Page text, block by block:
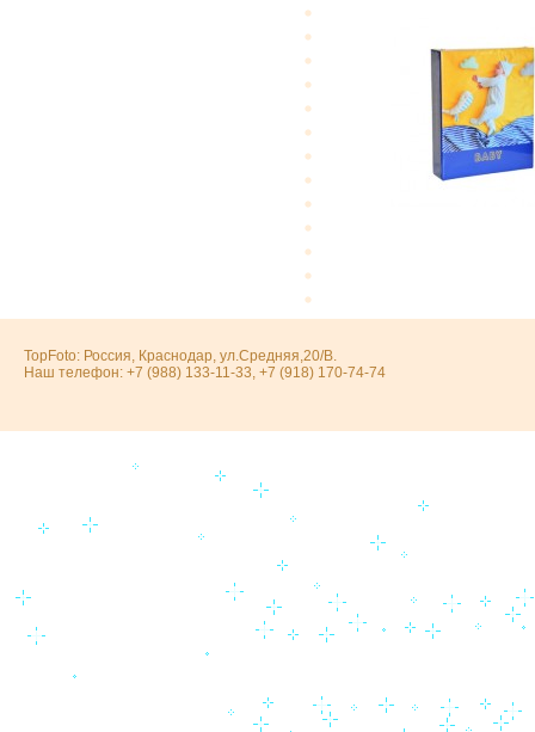
TopFoto: Россия, Краснодар, ул.Средняя,20/В.
Наш телефон: +7 (988) 133-11-33, +7 (918) 170-74-74